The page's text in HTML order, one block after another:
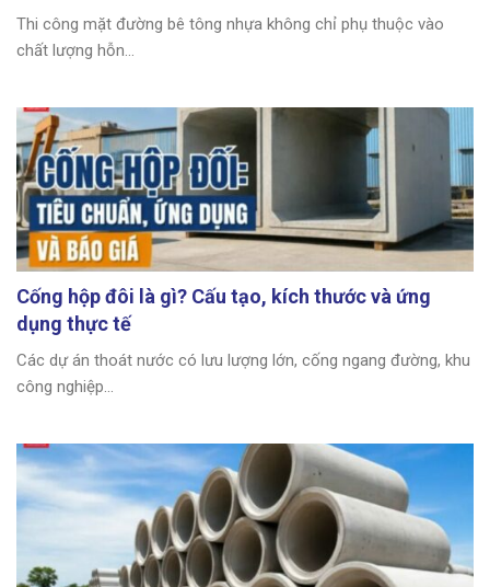
Thi công mặt đường bê tông nhựa không chỉ phụ thuộc vào
chất lượng hỗn...
Cống hộp đôi là gì? Cấu tạo, kích thước và ứng
dụng thực tế
Các dự án thoát nước có lưu lượng lớn, cống ngang đường, khu
công nghiệp...